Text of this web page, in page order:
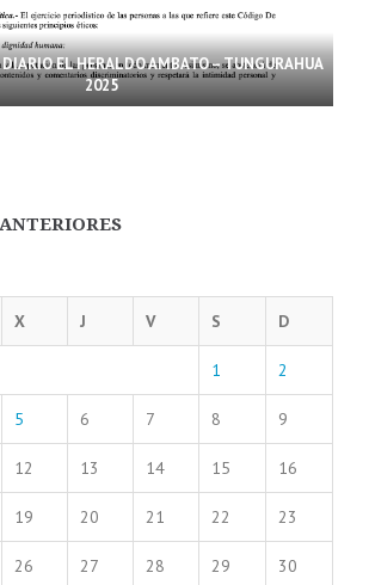
EL HERALDO AMBATO – TUNGURAHUA
2025
X J V S D
1 2
5 6 7 8 9
12 13 14 15 16
19 20 21 22 23
26 27 28 29 30